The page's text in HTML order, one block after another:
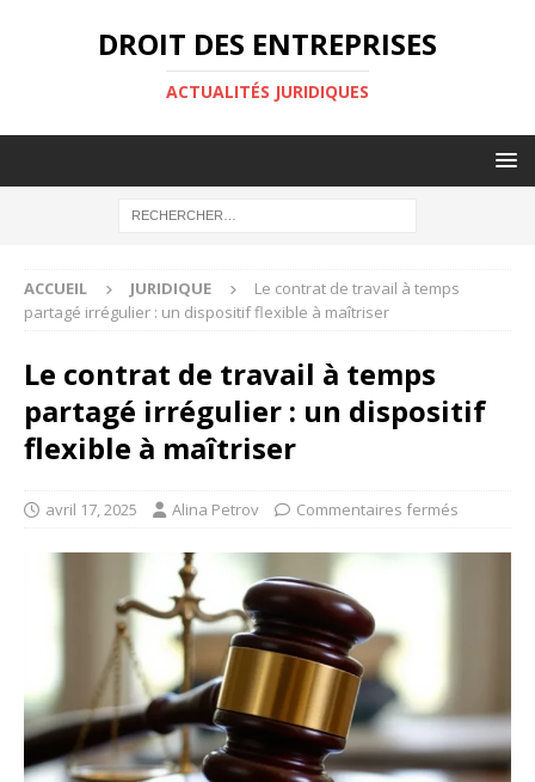
DROIT DES ENTREPRISES
ACTUALITÉS JURIDIQUES
ACCUEIL JURIDIQUE
Le contrat de travail à temps
partagé irrégulier : un dispositif flexible à maîtriser
Le contrat de travail à temps
partagé irrégulier : un dispositif
flexible à maîtriser
avril 17, 2025 Alina Petrov Commentaires fermés